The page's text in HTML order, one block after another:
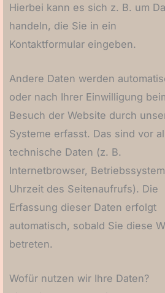
Hierbei kann es sich z. B. um
handeln, die Sie in ein
Kontaktformular eingeben.
Andere Daten werden
oder nach Ihrer Einwilligung
Besuch der Website durch
Systeme erfasst. Das sind vor
technische Daten (z. B.
Internetbrowser,
Uhrzeit des Seitenaufrufs). Die
Erfassung dieser Daten erfolgt
automatisch, sobald Sie diese
betreten.
Wofür nutzen wir Ihre Daten?